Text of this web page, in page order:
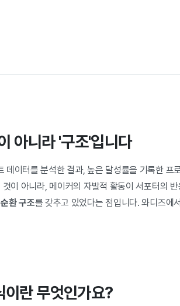
아니라 '구조'입니다
데이터를 분석한 결과, 높은 달성률을 기록한 프
이 아니라, 메이커의 자발적 활동이 서포터의
환 구조를 갖추고 있었다는 점입니다. 와디즈에
이란 무엇인가요?